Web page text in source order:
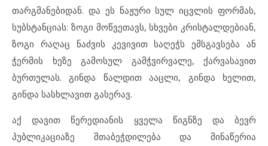
თარგმანებიდან. და ეს ნაჟური სულ იცვლის ფორმას,
სუბსტანციას: ზოგი მოწვეთავს, სხვები კრისტალდებიან,
ზოგი რაღაც ნაძვის კევივით საღეჭს ემსგავსება ან
ჭერმის ხეზე გამოსულ გამჭვირვალე, ქარვასავით
ბურთულას. გინდა წალდით ააცლი, გინდა ხელით,
გინდა სასხლავით გასერავ.
აქ დავით წერედიანის ყველა წიგნზე და ბევრ
პუბლიკაციაზე შთაბეჭდილება და მინაწერია